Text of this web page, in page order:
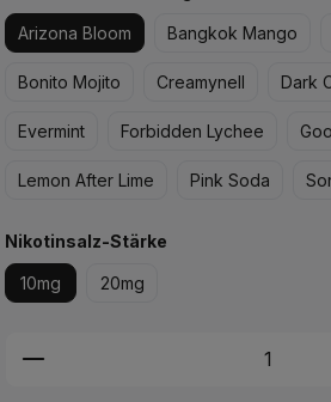
Arizona Bloom Bangkok Mango
Bonito Mojito Creamynell Dark
Evermint Forbidden Lychee
Lemon After Lime Pink Soda
Select
Nikotinsalz-Stärke
10mg 20mg
Produkt Anzahl: Gib